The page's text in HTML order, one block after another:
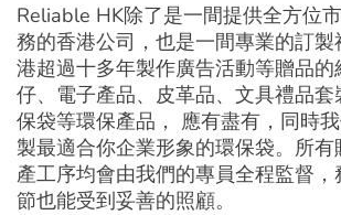
Reliable HK除了是一間提供全方位
務的香港公司，也是一間專業的訂
港超過十多年製作廣告活動等贈品
仔、電子產品、皮革品、文具禮品
保袋等環保產品， 應有盡有，同時
製最適合你企業形象的環保袋。所有
產工序均會由我們的專員全程監督
節也能受到妥善的照顧。